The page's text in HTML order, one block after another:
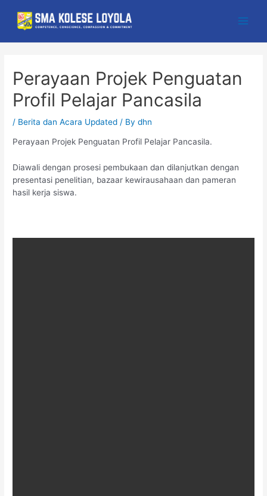
content
Perayaan Projek Penguatan
Profil Pelajar Pancasila
/ Berita dan Acara Updated / Bydhn
Perayaan Projek Penguatan Profil Pelajar Pancasila.
Diawali dengan prosesi pembukaan dan dilanjutkan dengan
presentasi penelitian, bazaar kewirausahaan dan pameran
hasil kerja siswa.